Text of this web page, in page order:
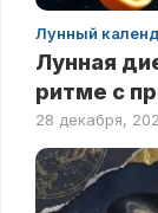
Лунный
Лунная
ритме с
28 декабря,